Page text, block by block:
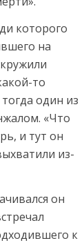
которого
на
то
один из
«Что
и тут он
из-
он
к